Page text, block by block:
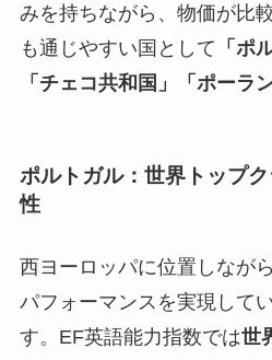
みを持ちながら、物価が比
も通じやすい国として 「ポ
「チェコ共和国」
「ポーラ
ポルトガル：世界トップ
性
西ヨーロッパに位置しなが
パフォーマンスを実現して
す。EF英語能力指数では世